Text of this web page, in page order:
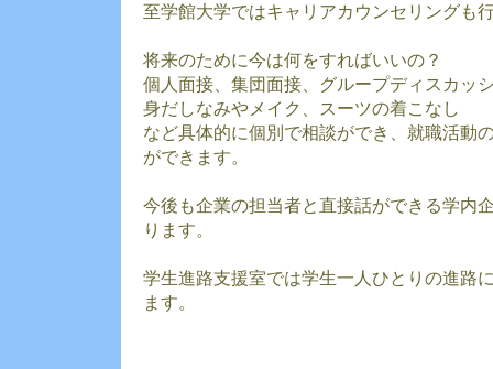
至学館大学ではキャリアカウンセリングも
将来のために今は何をすればいいの？
個人面接、集団面接、グループディスカッ
身だしなみやメイク、スーツの着こなし
など具体的に個別で相談ができ、就職活動
ができます。
今後も企業の担当者と直接話ができる学内
ります。
学生進路支援室では学生一人ひとりの進路
ます。